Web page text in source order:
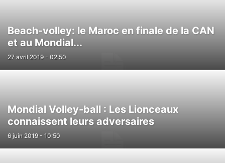
Beach-volley: le Maroc en finale de la CAN
et au Mondial...
27 avril 2019 - 02:50
Mondial Volley-ball : Les Lionceaux
connaissent leurs adversaires
6 juin 2019 - 10:50